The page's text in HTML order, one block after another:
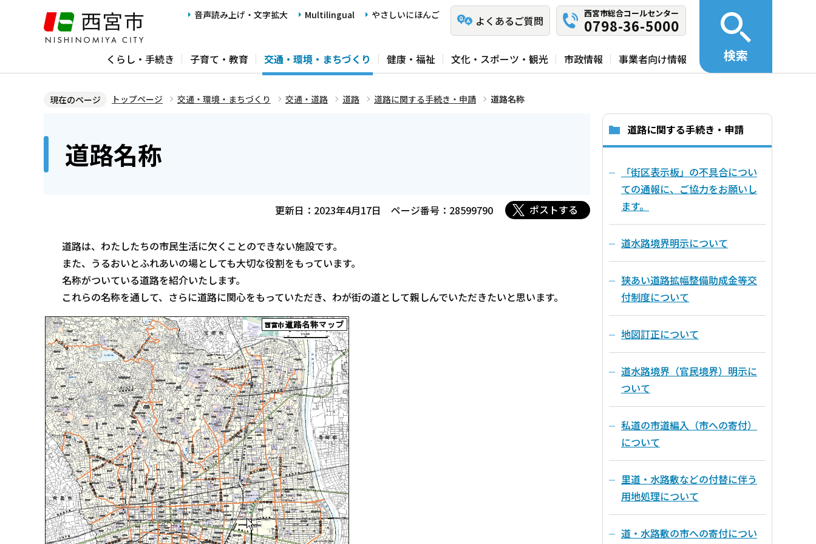
ジ
音声読み上げ・文字拡大 Multilingual やさしいにほんご よくあるご質問
西宮市総合コールセンター
0798-36-5000
くらし・手続き 子育て・教育 交通・環境・まちづくり 健康・福祉 文化・スポーツ・観光 市政情報 事業者向け情報 検索
現在のページ トップページ 交通・環境・まちづくり 交通・道路 道路 道路に関する手続き・申請 道路名称
道路名称
更新日：2023年4月17日 ページ番号：28599790 ポストする
道路は、わたしたちの市民生活に欠くことのできない施設です。
また、うるおいとふれあいの場としても大切な役割をもっています。
名称がついている道路を紹介いたします。
これらの名称を通して、さらに道路に関心をもっていただき、わが街の道として親しんでいただきたいと思います。
道路に関する手続き・申請
「街区表示板」の不具合につい
ての通報に、ご協力をお願いし
ます。
道水路境界明示について
狭あい道路拡幅整備助成金等交
付制度について
地図訂正について
道水路境界（官民境界）明示に
ついて
私道の市道編入（市への寄付）
について
里道・水路敷などの付替に伴う
用地処理について
道・水路敷の市への寄付につい